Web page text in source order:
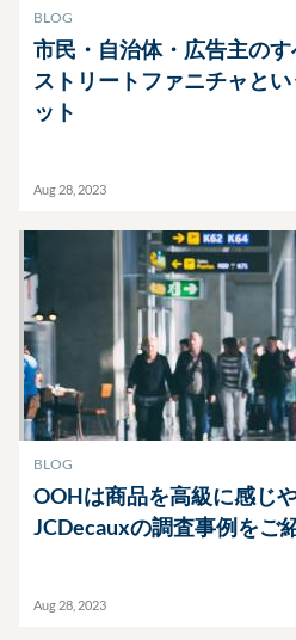
BLOG
市民・自治体・広告主の
ストリートファニチャと
ット
Aug 28, 2023
BLOG
OOHは商品を高級に感じ
JCDecauxの調査事例をご
Aug 28, 2023